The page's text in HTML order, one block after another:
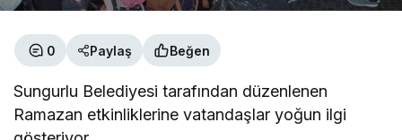
0 Paylaş Beğen
Sungurlu Belediyesi tarafından düzenlenen
Ramazan etkinliklerine vatandaşlar yoğun ilgi